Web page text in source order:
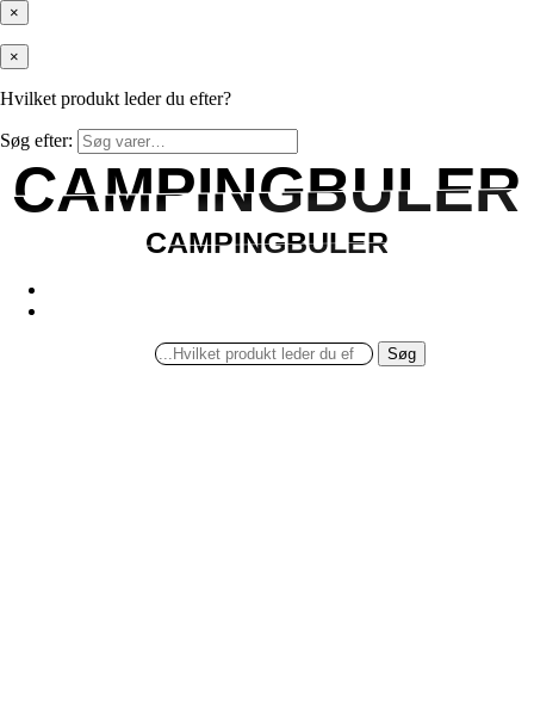
×
×
Hvilket produkt leder du efter?
Søg efter:
CAMPINGBULER
CAMPINGBULER
CAMPINGBULER
CAMPINGBULER
Søg